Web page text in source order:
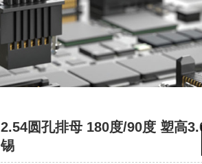
2.54圆孔排母 180度/90度 塑高
锡